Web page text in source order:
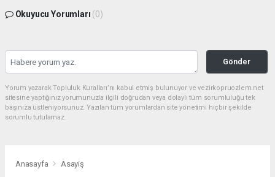
Okuyucu Yorumları (0)
Gönder
Yorum yazarak Topluluk Kuralları’nı kabul etmiş bulunuyor ve vezirkopruozlem.net
sitesine yaptığınız yorumunuzla ilgili doğrudan veya dolaylı tüm sorumluluğu tek
başınıza üstleniyorsunuz. Yazılan tüm yorumlardan site yönetimi hiçbir şekilde
sorumlu tutulamaz.
Anasayfa Asayiş